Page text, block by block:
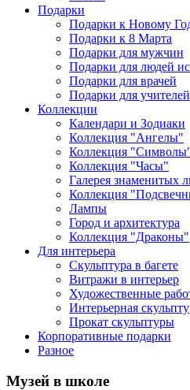
Подарки
Подарки к Новому
Подарки к 8 Марта
Подарки для мужчин
Подарки для людей
Подарки для врачей
Подарки для учителей
Коллекции
Календари и Зодиаки
Коллекция "Ангелы"
Коллекция
Коллекция "Часы"
Галерея знаменитых
Коллекция
Лампы
Город и архитектура
Коллекция "Драконы"
Для интерьера
Скульптура в багете
Витражи в интерьер
Художественные
Интерьерная
Прокат скульптуры
Корпоративные подарки
Разное
Музей в школе